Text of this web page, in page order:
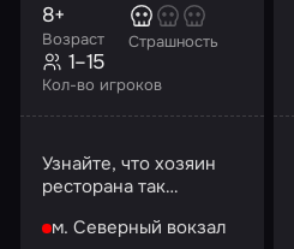
Возраст
8+
Страшность
Кол-во игроков
1–15
Узнайте, что хозяин
ресторана так
все эти годы
м. Северный вокзал